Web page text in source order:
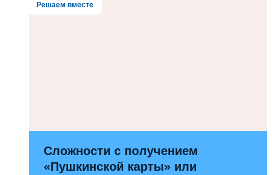
Решаем вместе
Сложности с получением
«Пушкинской карты» или